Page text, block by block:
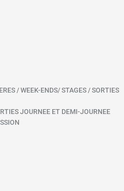
/ WEEK-ENDS/ STAGES / SORTIES
JOURNEE ET DEMI-JOURNEE